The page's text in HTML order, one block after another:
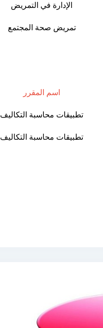
الإدارة في التمريض
تمريض صحة المجتمع
اسم المقرر
تطبيقات محاسبة التكاليف
تطبيقات محاسبة التكاليف